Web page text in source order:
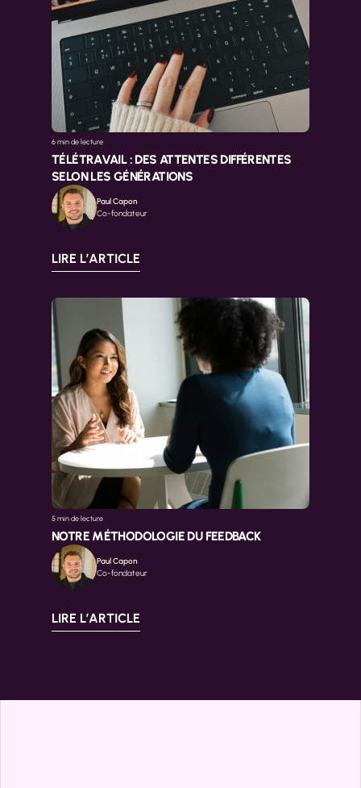
6 min de lecture
TÉLÉTRAVAIL : DES ATTENTES DIFFÉRENTES
SELON LES GÉNÉRATIONS
Paul Capon
Co-fondateur
LIRE L’ARTICLE
5 min de lecture
NOTRE MÉTHODOLOGIE DU FEEDBACK
Paul Capon
Co-fondateur
LIRE L’ARTICLE